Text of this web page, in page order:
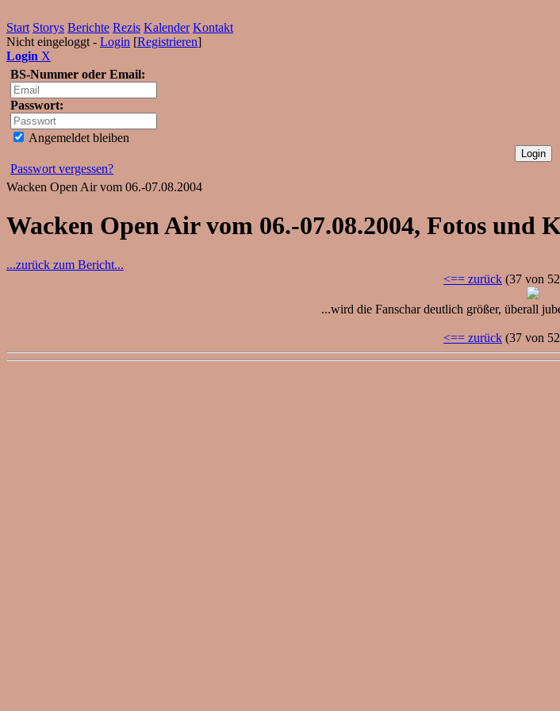
Start Storys Berichte Rezis Kalender Kontakt
Nicht eingeloggt - Login [Registrieren]
Login X
BS-Nummer oder Email:
Passwort:
Angemeldet bleiben
Passwort vergessen?
Wacken Open Air vom 06.-07.08.2004
Wacken Open Air vom 06.-07.08.2004, Fotos und
...zurück zum Bericht...
<== zurück (37 von
...wird die Fanschar deutlich größer, überall
<== zurück (37 von